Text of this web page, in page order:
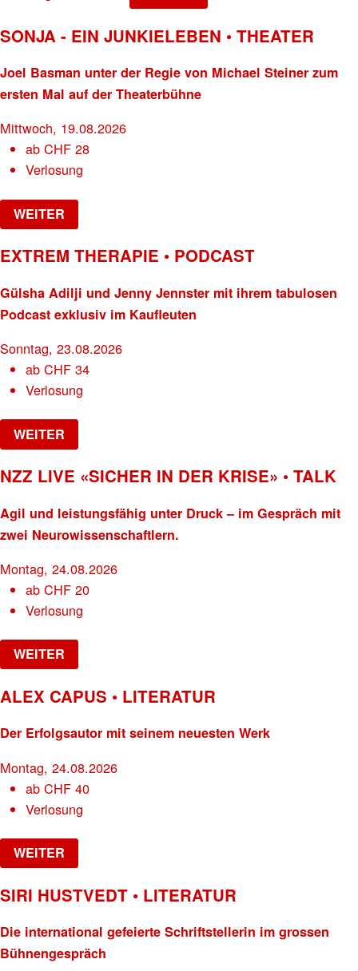
SONJA - EIN JUNKIELEBEN • THEATER
Joel Basman unter der Regie von Michael Steiner zum
ersten Mal auf der Theaterbühne
Mittwoch, 19.08.2026
abCHF 28
Verlosung
WEITER
EXTREM THERAPIE • PODCAST
Gülsha Adilji und Jenny Jennster mit ihrem tabulosen
Podcast exklusiv im Kaufleuten
Sonntag, 23.08.2026
abCHF 34
Verlosung
WEITER
NZZ LIVE «SICHER IN DER KRISE» • TALK
Agil und leistungsfähig unter Druck – im Gespräch mit
zwei Neurowissenschaftlern.
Montag, 24.08.2026
abCHF 20
Verlosung
WEITER
ALEX CAPUS • LITERATUR
Der Erfolgsautor mit seinem neuesten Werk
Montag, 24.08.2026
abCHF 40
Verlosung
WEITER
SIRI HUSTVEDT • LITERATUR
Die international gefeierte Schriftstellerin im grossen
Bühnengespräch